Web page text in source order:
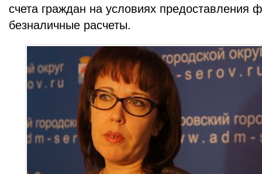
счета граждан на условиях предоставления
безналичные расчеты.